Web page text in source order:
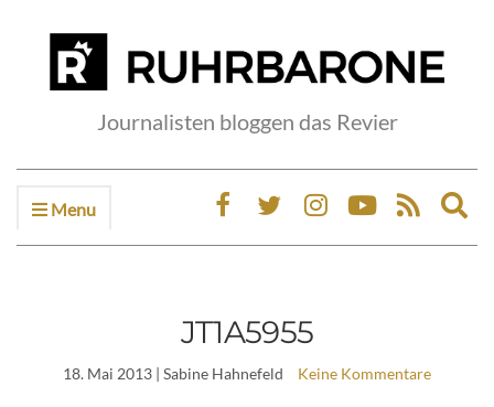
Journalisten bloggen das Revier
Menu
JT1A5955
18. Mai 2013 | Sabine Hahnefeld Keine Kommentare